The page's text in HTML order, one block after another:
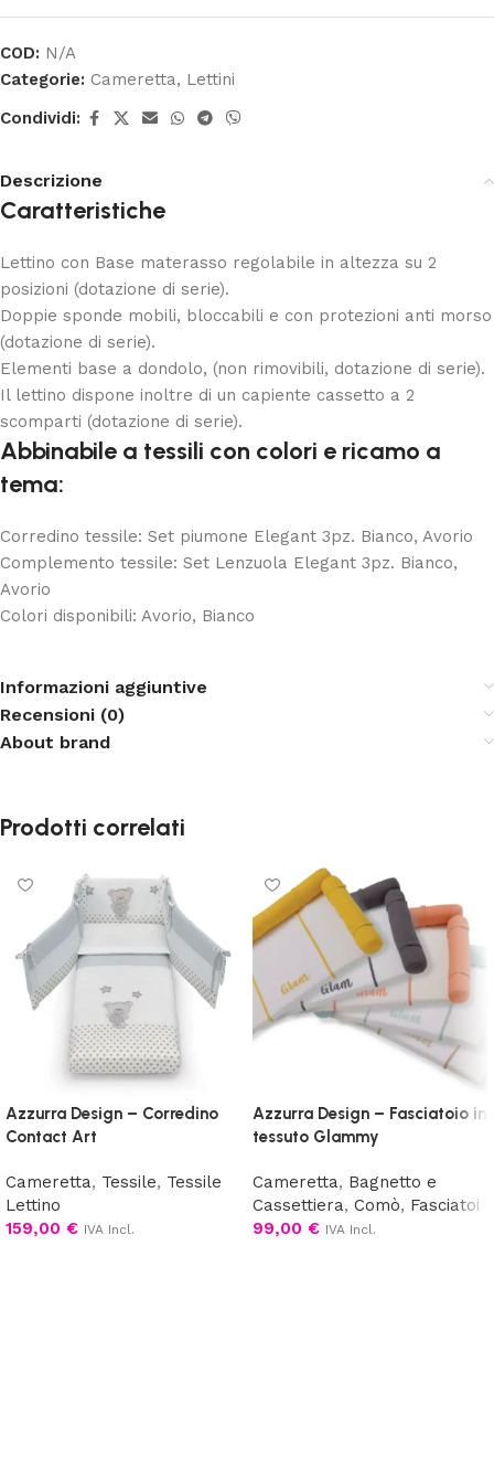
COD: N/A
Categorie: Cameretta, Lettini
Condividi:
Descrizione
Caratteristiche
Lettino con Base materasso regolabile in altezza su 2
posizioni (dotazione di serie).
Doppie sponde mobili, bloccabili e con protezioni anti morso
(dotazione di serie).
Elementi base a dondolo, (non rimovibili, dotazione di serie).
Il lettino dispone inoltre di un capiente cassetto a 2
scomparti (dotazione di serie).
Abbinabile a tessili con colori e ricamo a
tema:
Corredino tessile: Set piumone Elegant 3pz. Bianco, Avorio
Complemento tessile: Set Lenzuola Elegant 3pz. Bianco,
Avorio
Colori disponibili: Avorio, Bianco
Informazioni aggiuntive
Recensioni (0)
About brand
Prodotti correlati
Azzurra Design – Corredino
Contact Art
Cameretta, Tessile, Tessile
Lettino
159,00 € IVA Incl.
Azzurra Design – Fasciatoio in
tessuto Glammy
Cameretta, Bagnetto e
Cassettiera, Comò, Fasciatoi
99,00 € IVA Incl.